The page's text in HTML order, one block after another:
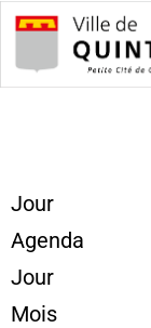
Jour
Agenda
Jour
Mois